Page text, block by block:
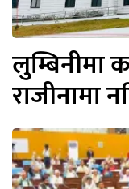
लुम्बिनीमा
राजीनामा